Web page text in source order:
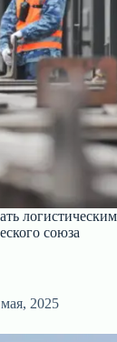
союза
2025